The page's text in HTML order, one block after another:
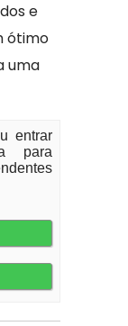
e
ótimo
uma
entrar
para